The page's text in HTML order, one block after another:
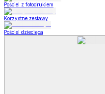
Pościel z fotodrukiem
Korzystne zestawy
Pościel dziecięca